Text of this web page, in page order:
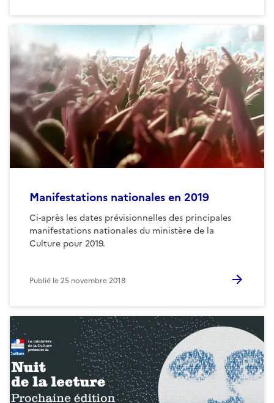
Manifestations nationales en 2019
Ci-après les dates prévisionnelles des principales
manifestations nationales du ministère de la
Culture pour 2019.
Publié le25 novembre 2018